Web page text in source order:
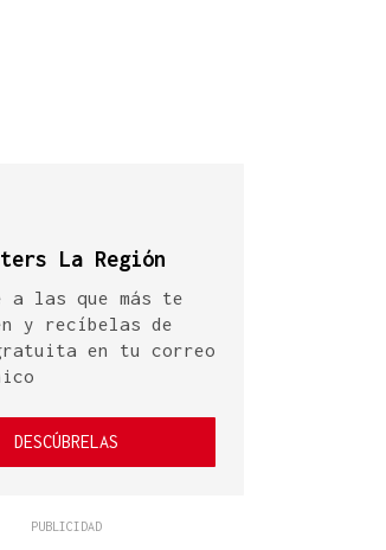
La Región
a las que más te
y recíbelas de
en tu correo
DESCÚBRELAS